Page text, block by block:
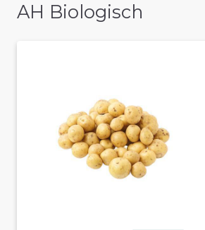
AH Biologisch